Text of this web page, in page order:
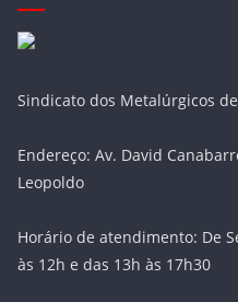
Sindicato dos Metalúrgicos
Endereço: Av. David
Leopoldo
Horário de atendimento: De
às 12h e das 13h às 17h30